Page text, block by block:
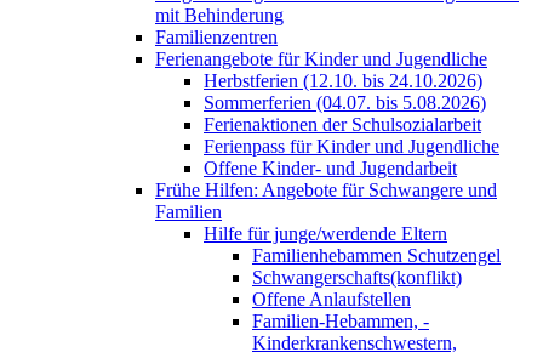
mit Behinderung
Familienzentren
Ferienangebote für Kinder und Jugendliche
Herbstferien (12.10. bis 24.10.2026)
Sommerferien (04.07. bis 5.08.2026)
Ferienaktionen der Schulsozialarbeit
Ferienpass für Kinder und Jugendliche
Offene Kinder- und Jugendarbeit
Frühe Hilfen: Angebote für Schwangere und
Familien
Hilfe für junge/werdende Eltern
Familienhebammen Schutzengel
Schwangerschafts(konflikt)
Offene Anlaufstellen
Familien-Hebammen, -
Kinderkrankenschwestern,